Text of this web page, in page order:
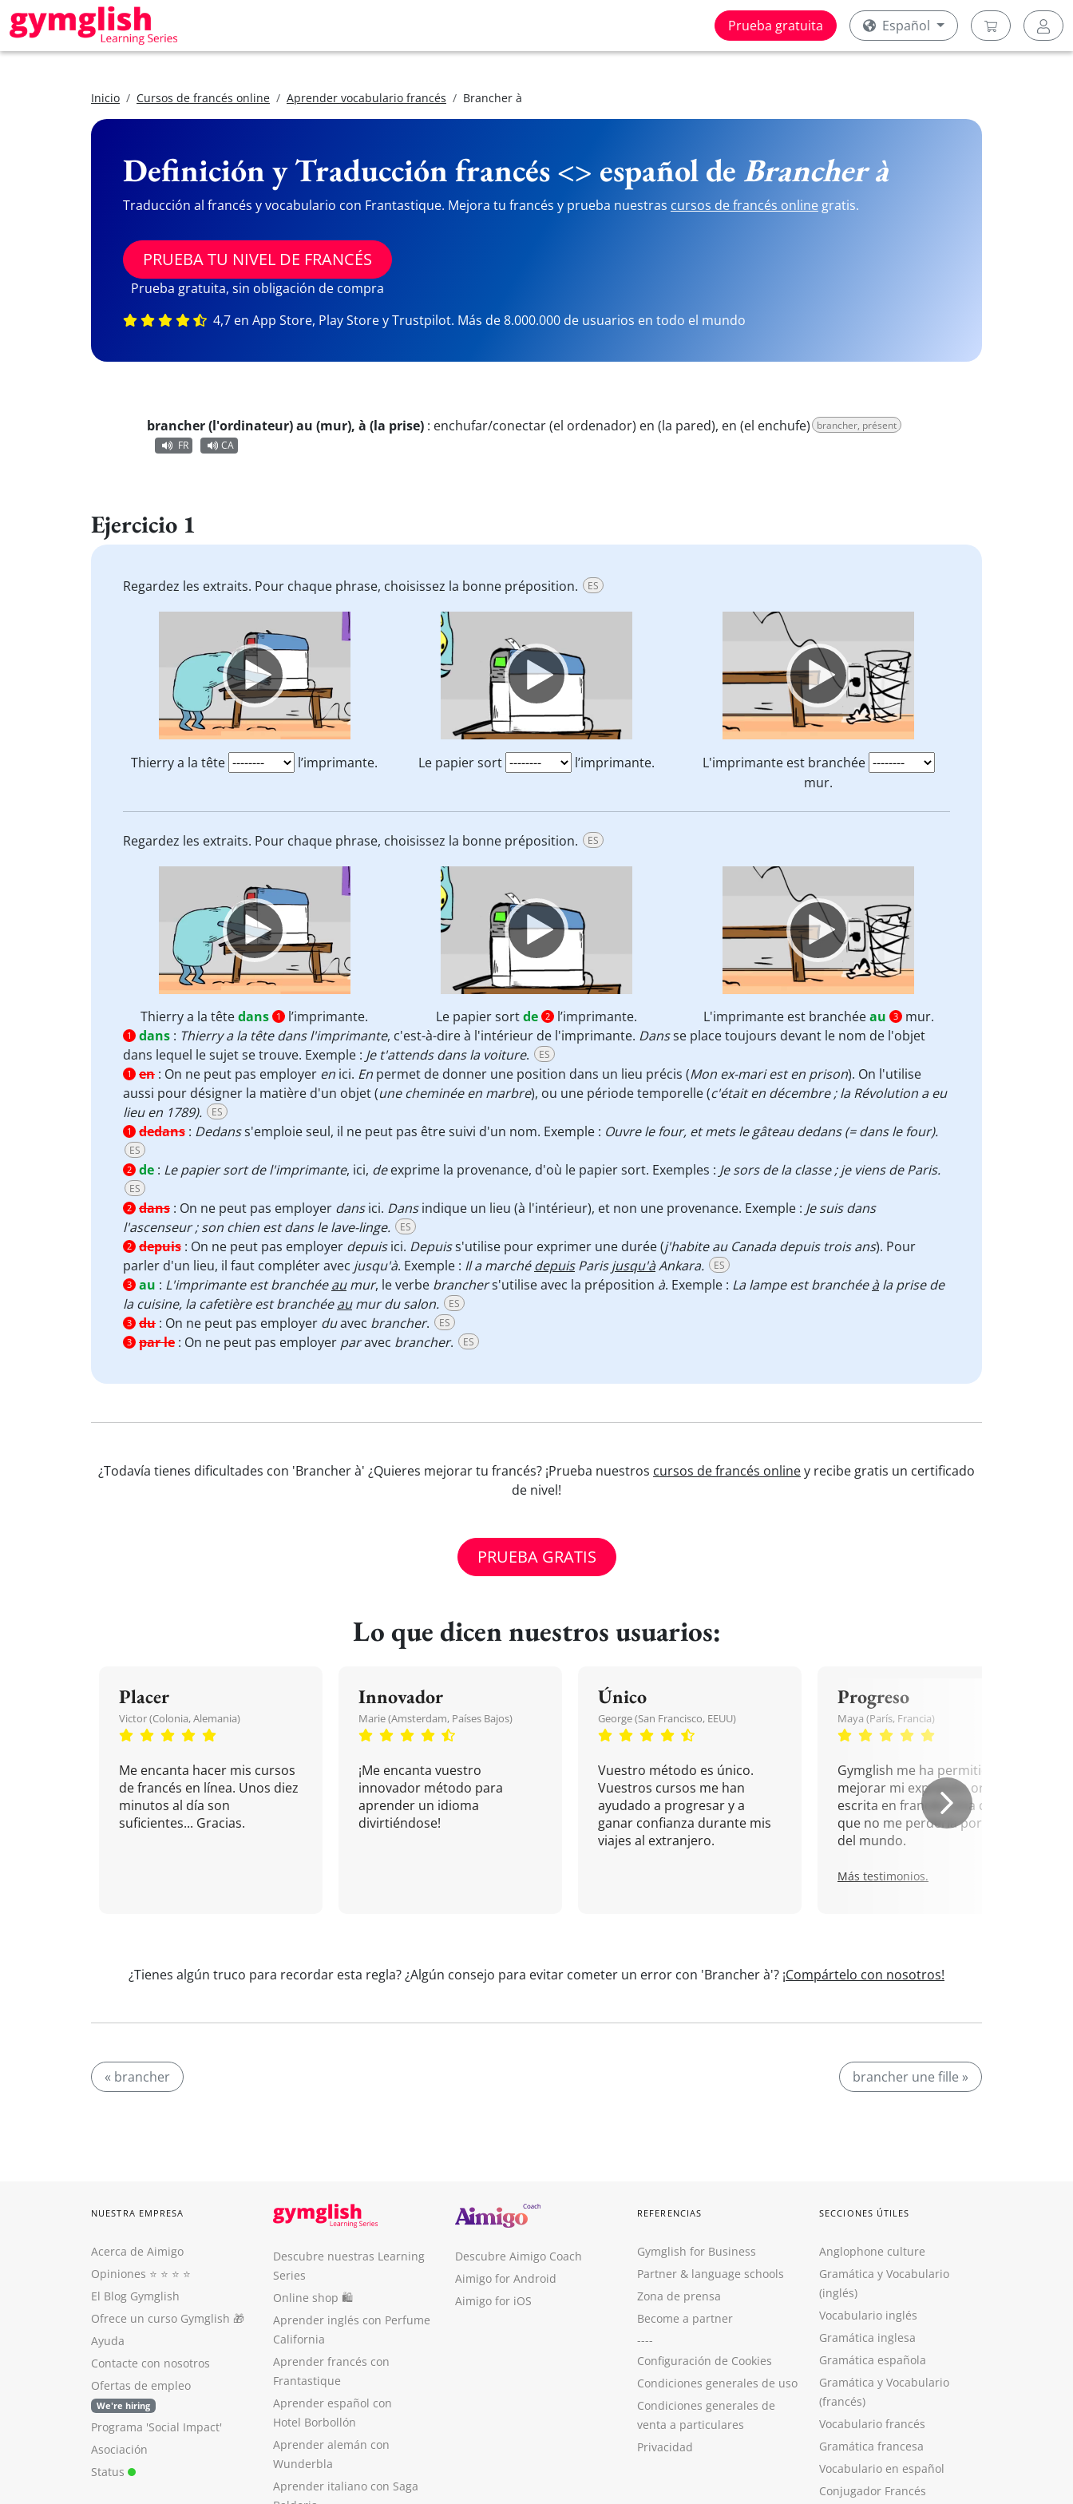
Prueba gratuita Español
Inicio Cursos de francés online Aprender vocabulario francés Brancher à
Definición y Traducción francés <> español de Brancher à
Traducción al francés y vocabulario con Frantastique. Mejora tu francés y prueba nuestras cursos de francés online gratis.
PRUEBA TU NIVEL DE FRANCÉS
Prueba gratuita, sin obligación de compra
4,7 en App Store, Play Store y Trustpilot. Más de 8.000.000 de usuarios en todo el mundo
brancher (l'ordinateur) au (mur), à (la prise) : enchufar/conectar (el ordenador) en (la pared), en (el enchufe) brancher, présent
FR
CA
Ejercicio 1
Regardez les extraits. Pour chaque phrase, choisissez la bonne préposition. ES
Player
Thierry a la tête l’imprimante.
Player
Le papier sort l’imprimante.
Player
L'imprimante est branchée
mur.
Regardez les extraits. Pour chaque phrase, choisissez la bonne préposition. ES
Player
Thierry a la têtedans 1 l’imprimante.
Player
Le papier sortde 2 l’imprimante.
Player
L'imprimante est branchéeau 3 mur.
1 dans : Thierry a la tête dans l'imprimante, c'est-à-dire à l'intérieur de l'imprimante. Dansse place toujours devant le nom de l'objet
dans lequel le sujet se trouve. Exemple : Je t'attends dans la voiture. ES
1 en : On ne peut pas employer en ici. En permet de donner une position dans un lieu précis (Mon ex-mari est en prison). On l'utilise
aussi pour désigner la matière d'un objet (une cheminée en marbre), ou une période temporelle (c'était en décembre ; la Révolution a eu
lieu en 1789).
ES
1 dedans : Dedanss'emploie seul, il ne peut pas être suivi d'un nom. Exemple : Ouvre le four, et mets le gâteau dedans (= dans le four).
ES
2 de : Le papier sort de l'imprimante, ici, deexprime la provenance, d'où le papier sort. Exemples : Je sors de la classe ; je viens de Paris.
ES
2 dans : On ne peut pas employer dansici. Dansindique un lieu (à l'intérieur), et non une provenance. Exemple : Je suis dans
l'ascenseur ; son chien est dans le lave-linge.
ES
2 depuis : On ne peut pas employer depuisici. Depuiss'utilise pour exprimer une durée (j'habite au Canada depuis trois ans). Pour
parler d'un lieu, il faut compléter avec jusqu'à. Exemple : Il a marchédepuisParisjusqu'àAnkara. ES
3 au : L'imprimante est branchéeaumur, le verbe branchers'utilise avec la préposition à. Exemple : La lampe est branchéeàla prise de
la cuisine, la cafetière est branchéeaumur du salon. ES
3 du : On ne peut pas employer duavec brancher. ES
3 par le : On ne peut pas employer paravec brancher. ES
¿Todavía tienes dificultades con 'Brancher à' ¿Quieres mejorar tu francés? ¡Prueba nuestros cursos de francés onliney recibe gratis un certificado
de nivel!
PRUEBA GRATIS
Lo que dicen nuestros usuarios:
Placer
Victor (Colonia, Alemania)
Me encanta hacer mis cursos
de francés en línea. Unos diez
minutos al día son
suficientes... Gracias.
Innovador
Marie (Amsterdam, Países Bajos)
¡Me encanta vuestro
innovador método para
aprender un idioma
divirtiéndose!
Único
George (San Francisco, EEUU)
Vuestro método es único.
Vuestros cursos me han
ayudado a progresar y a
ganar confianza durante mis
viajes al extranjero.
Progreso
Maya (París, Francia)
Gymglish me ha permitido
mejorar mi expresión oral y
escrita en francés. Una cita
que no me perdería por nada
del mundo.
Más testimonios.
¿Tienes algún truco para recordar esta regla? ¿Algún consejo para evitar cometer un error con 'Brancher à'? ¡Compártelo con nosotros!
« brancher brancher une fille »
NUESTRA EMPRESA
Acerca de Aimigo
Opiniones ⭐️ ⭐️ ⭐️ ⭐️
El Blog Gymglish
Ofrece un curso Gymglish 🎁
Ayuda
Contacte con nosotros
Ofertas de empleo
We're hiring
Programa 'Social Impact'
Asociación
Status
Descubre nuestras Learning
Series
Online shop 🛍
Aprender inglés con Perfume
California
Aprender francés con
Frantastique
Aprender español con
Hotel Borbollón
Aprender alemán con
Wunderbla
Aprender italiano con Saga
Descubre Aimigo Coach
Aimigo for Android
Aimigo for iOS
REFERENCIAS
Gymglish for Business
Partner & language schools
Zona de prensa
Become a partner
----
Configuración de Cookies
Condiciones generales de uso
Condiciones generales de
venta a particulares
Privacidad
SECCIONES ÚTILES
Anglophone culture
Gramática y Vocabulario
(inglés)
Vocabulario inglés
Gramática inglesa
Gramática española
Gramática y Vocabulario
(francés)
Vocabulario francés
Gramática francesa
Vocabulario en español
Conjugador Francés